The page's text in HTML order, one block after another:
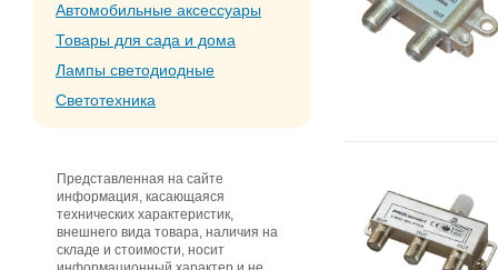
Автомобильные аксессуары
Товары для сада и дома
Лампы светодиодные
Светотехника
Представленная на сайте
информация, касающаяся
технических характеристик,
внешнего вида товара, наличия на
складе и стоимости, носит